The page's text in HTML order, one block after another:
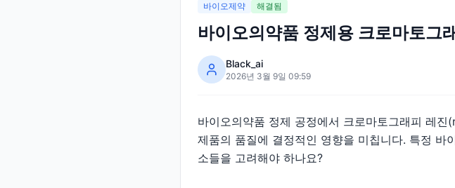
바이오제약 해결됨
바이오의약품 정제용 크로마토그
Black_ai
2026년 3월 9일 09:59
바이오의약품 정제 공정에서 크로마토그래피 레
제품의 품질에 결정적인 영향을 미칩니다. 특정 바
소들을 고려해야 하나요?